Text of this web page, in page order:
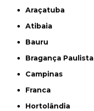
Araçatuba
Atibaia
Bauru
Bragança Paulista
Campinas
Franca
Hortolândia